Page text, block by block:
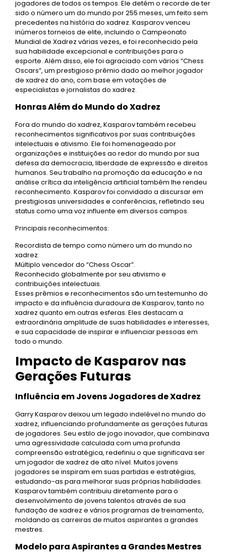
jogadores de todos os tempos. Ele detém o recorde de ter
sido o número um do mundo por 255 meses, um feito sem
precedentes na história do xadrez. Kasparov venceu
inúmeros torneios de elite, incluindo o Campeonato
Mundial de Xadrez várias vezes, e foi reconhecido pela
sua habilidade excepcional e contribuições para o
esporte. Além disso, ele foi agraciado com vários “Chess
Oscars”, um prestigioso prêmio dado ao melhor jogador
de xadrez do ano, com base em votações de
especialistas e jornalistas do xadrez.
Honras Além do Mundo do Xadrez
Fora do mundo do xadrez, Kasparov também recebeu
reconhecimentos significativos por suas contribuições
intelectuais e ativismo. Ele foi homenageado por
organizações e instituições ao redor do mundo por sua
defesa da democracia, liberdade de expressão e direitos
humanos. Seu trabalho na promoção da educação e na
análise crítica da inteligência artificial também lhe rendeu
reconhecimento. Kasparov foi convidado a discursar em
prestigiosas universidades e conferências, refletindo seu
status como uma voz influente em diversos campos.
Principais reconhecimentos:
Recordista de tempo como número um do mundo no
xadrez.
Múltiplo vencedor do “Chess Oscar”.
Reconhecido globalmente por seu ativismo e
contribuições intelectuais.
Esses prêmios e reconhecimentos são um testemunho do
impacto e da influência duradoura de Kasparov, tanto no
xadrez quanto em outras esferas. Eles destacam a
extraordinária amplitude de suas habilidades e interesses,
e sua capacidade de inspirar e influenciar pessoas em
todo o mundo.
Impacto de Kasparov nas
Gerações Futuras
Influência em Jovens Jogadores de Xadrez
Garry Kasparov deixou um legado indelével no mundo do
xadrez, influenciando profundamente as gerações futuras
de jogadores. Seu estilo de jogo inovador, que combinava
uma agressividade calculada com uma profunda
compreensão estratégica, redefiniu o que significava ser
um jogador de xadrez de alto nível. Muitos jovens
jogadores se inspiram em suas partidas e estratégias,
estudando-as para melhorar suas próprias habilidades.
Kasparov também contribuiu diretamente para o
desenvolvimento de jovens talentos através de sua
fundação de xadrez e vários programas de treinamento,
moldando as carreiras de muitos aspirantes a grandes
mestres.
Modelo para Aspirantes a Grandes Mestres